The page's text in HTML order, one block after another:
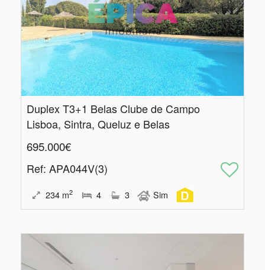
Duplex T3+1 Belas Clube de Campo
Lisboa, Sintra, Queluz e Belas
695.000€
Ref: APA044V(3)
234 m2 4 3 Sim